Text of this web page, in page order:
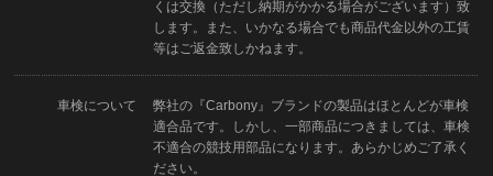
くは交換（ただし納期がかかる場合がございます）致
します。また、いかなる場合でも商品代金以外の工賃
等はご返金致しかねます。
車検について
弊社の『Carbony』ブランドの製品はほとんどが車検
適合品です。しかし、一部商品につきましては、車検
不適合の競技用部品になります。あらかじめご了承く
ださい。